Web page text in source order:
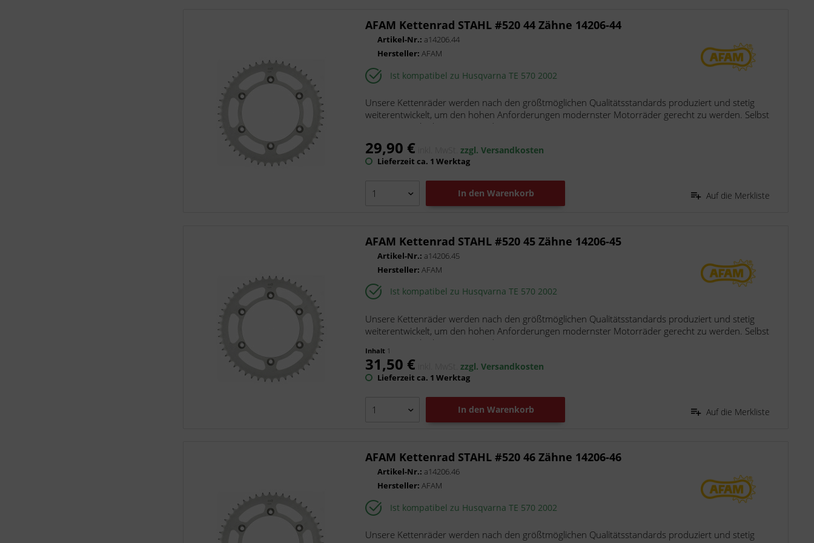
AFAM Kettenrad STAHL #520 44 Zähne 14206-44
Artikel-Nr.: a14206.44
Hersteller:AFAM
Ist kompatibel zu Husqvarna TE 570 2002
Unsere Kettenräder werden nach den größtmöglichen Qualitätsstandards produziert und stetig
weiterentwickelt, um den hohen Anforderungen modernster Motorräder gerecht zu werden. Selbst
unsere superleichten Kettenräder...
29,90 € inkl. MwSt.zzgl. Versandkosten
Lieferzeit ca. 1 Werktag
In den Warenkorb Auf die Merkliste
AFAM Kettenrad STAHL #520 45 Zähne 14206-45
Artikel-Nr.: a14206.45
Hersteller:AFAM
Ist kompatibel zu Husqvarna TE 570 2002
Unsere Kettenräder werden nach den größtmöglichen Qualitätsstandards produziert und stetig
weiterentwickelt, um den hohen Anforderungen modernster Motorräder gerecht zu werden. Selbst
unsere superleichten Kettenräder...
Inhalt 1
31,50 € inkl. MwSt.zzgl. Versandkosten
Lieferzeit ca. 1 Werktag
In den Warenkorb Auf die Merkliste
AFAM Kettenrad STAHL #520 46 Zähne 14206-46
Artikel-Nr.: a14206.46
Hersteller:AFAM
Ist kompatibel zu Husqvarna TE 570 2002
Unsere Kettenräder werden nach den größtmöglichen Qualitätsstandards produziert und stetig